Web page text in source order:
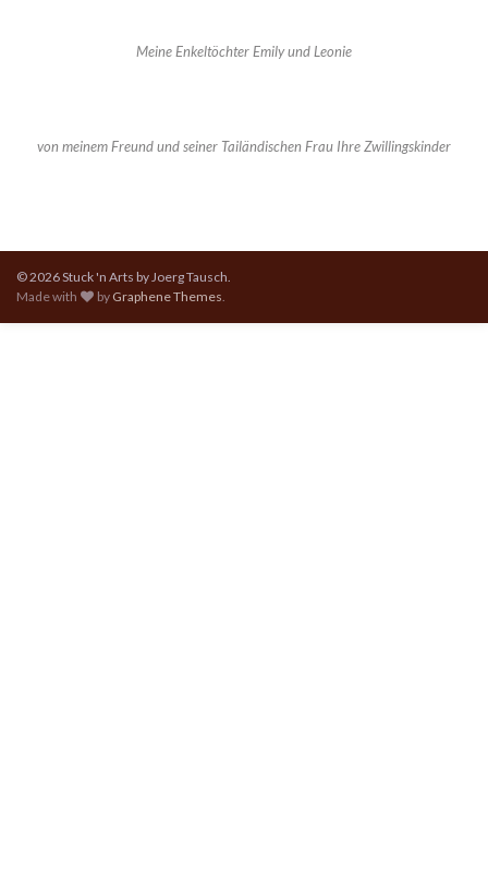
Meine Enkeltöchter Emily und Leonie
von meinem Freund und seiner Tailändischen Frau Ihre Zwillingskinder
© 2026 Stuck 'n Arts by Joerg Tausch.
Made with
by Graphene Themes.